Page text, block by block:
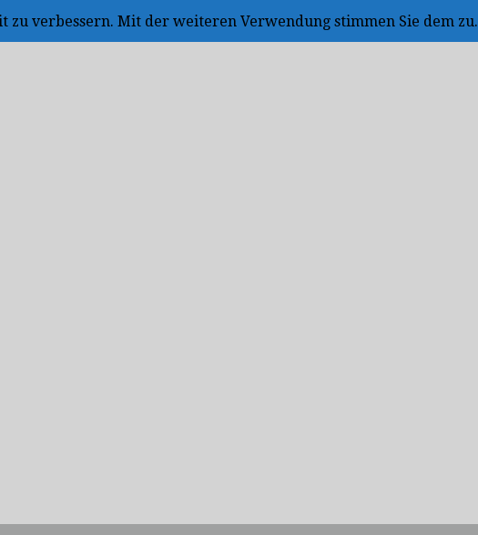
verbessern. Mit der weiteren Verwendung stimmen Sie dem zu.